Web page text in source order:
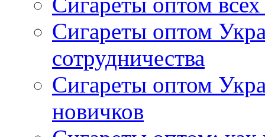
Сигареты оптом
сотрудничества
Сигареты оптом
новичков